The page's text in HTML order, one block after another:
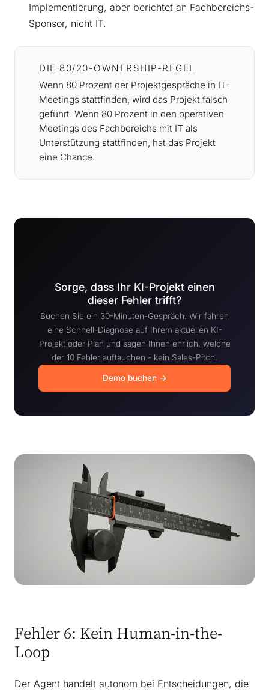
Implementierung, aber berichtet an Fachbereichs-
Sponsor, nicht IT.
DIE 80/20-OWNERSHIP-REGEL
Wenn 80 Prozent der Projektgespräche in IT-
Meetings stattfinden, wird das Projekt falsch
geführt. Wenn 80 Prozent in den operativen
Meetings des Fachbereichs mit IT als
Unterstützung stattfinden, hat das Projekt
eine Chance.
Sorge, dass Ihr KI-Projekt einen
dieser Fehler trifft?
Buchen Sie ein 30-Minuten-Gespräch. Wir fahren
eine Schnell-Diagnose auf Ihrem aktuellen KI-
Projekt oder Plan und sagen Ihnen ehrlich, welche
der 10 Fehler auftauchen - kein Sales-Pitch.
Demo buchen →
Fehler 6: Kein Human-in-the-
Loop
Der Agent handelt autonom bei Entscheidungen, die